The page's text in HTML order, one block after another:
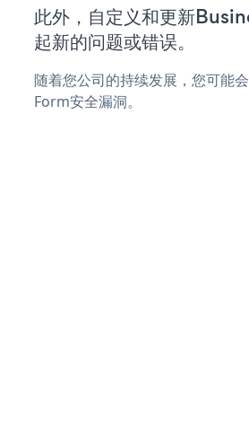
此外，自定义和更新
起新的问题或错误。
随着您公司的持续发展，您可能
Form安全漏洞。